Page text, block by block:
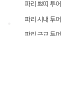
파리 쁘띠 투어
파리 시내 투어
파리 근교 투어